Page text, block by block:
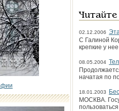
02.12.2006
С Галиной
крепкие у
08.05.2004
начатая по
18.01.2003
МОСКВА.